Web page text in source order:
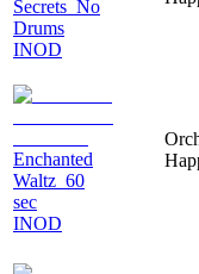
Secrets_No
Drums
INOD
Enchanted
Waltz_60
sec
INOD